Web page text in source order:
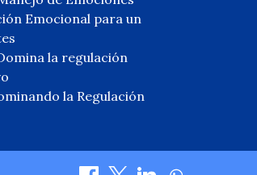
Emocional para un
la regulación
la Regulación